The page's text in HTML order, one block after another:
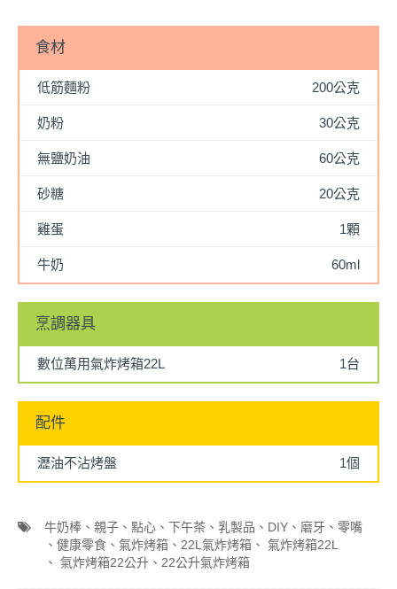
食材
低筋麵粉 200公克
奶粉 30公克
無鹽奶油 60公克
砂糖 20公克
雞蛋 1顆
牛奶 60ml
烹調器具
數位萬用氣炸烤箱22L 1台
配件
瀝油不沾烤盤 1個
牛奶棒 親子 點心 下午茶 乳製品 DIY 磨牙
零嘴
健康零食
氣炸烤箱 22L氣炸烤箱
氣炸烤箱22L
氣炸烤箱22公升
22公升氣炸烤箱